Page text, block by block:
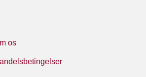
os